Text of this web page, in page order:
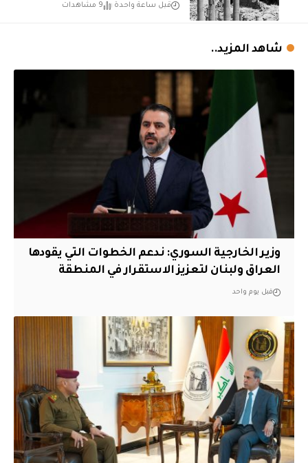
قبل ساعة واحدة 9 مشاهدات
شاهد المزيد..
وزير الخارجية السوري: ندعم الخطوات التي يقودها
العراق ولبنان لتعزيز الاستقرار في المنطقة
قبل يوم واحد